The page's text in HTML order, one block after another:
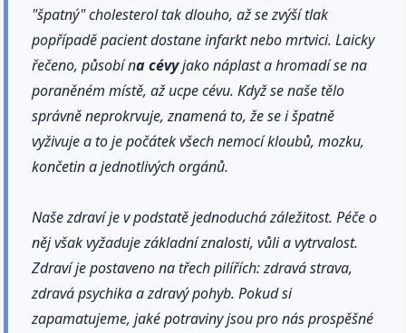
"špatný" cholesterol tak dlouho, až se zvýší tlak
popřípadě pacient dostane infarkt nebo mrtvici. Laicky
řečeno, působí na cévyjako náplast a hromadí se na
poraněném místě, až ucpe cévu. Když se naše tělo
správně neprokrvuje, znamená to, že se i špatně
vyživuje a to je počátek všech nemocí kloubů, mozku,
končetin a jednotlivých orgánů.
Naše zdraví je v podstatě jednoduchá záležitost. Péče o
něj však vyžaduje základní znalosti, vůli a vytrvalost.
Zdraví je postaveno na třech pilířích: zdravá strava,
zdravá psychika a zdravý pohyb. Pokud si
zapamatujeme, jaké potraviny jsou pro nás prospěšné